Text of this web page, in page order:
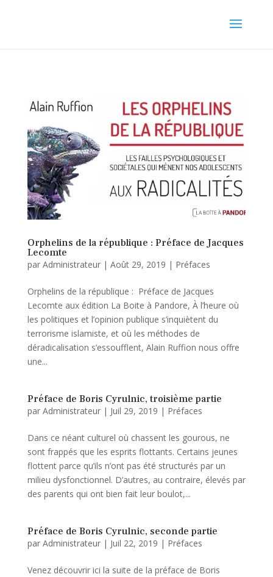
Orphelins de la république : Préface de Jacques
Lecomte
par Administrateur| Août 29, 2019 | Préfaces
Orphelins de la république : Préface de Jacques
Lecomte aux édition La Boite à Pandore, À l’heure où
les politiques et l’opinion publique s’inquiètent du
terrorisme islamiste, et où les méthodes de
déradicalisation s’essoufflent, Alain Ruffion nous offre
une...
Préface de Boris Cyrulnic, troisième partie
par Administrateur| Juil 29, 2019 | Préfaces
Dans ce néant culturel où chassent les gourous, ne
sont frappés que les esprits flottants. Certains jeunes
flottent parce qu’ils n’ont pas été structurés par un
milieu dysfonctionnel. D’autres, au contraire, élevés par
des parents qui ont bien fait leur boulot,...
Préface de Boris Cyrulnic, seconde partie
par Administrateur| Juil 22, 2019 | Préfaces
Venez découvrir ici la suite de la préface de Boris